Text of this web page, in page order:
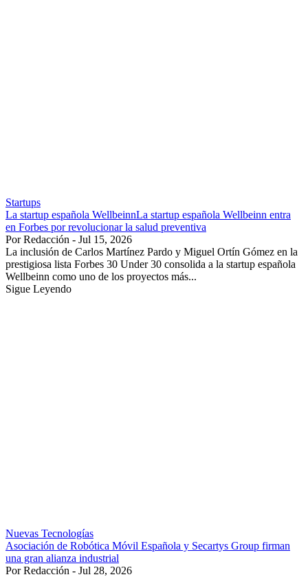
Startups
La startup española WellbeinnLa startup española Wellbeinn entra
en Forbes por revolucionar la salud preventiva
Por Redacción - Jul 15, 2026
La inclusión de Carlos Martínez Pardo y Miguel Ortín Gómez en la
prestigiosa lista Forbes 30 Under 30 consolida a la startup española
Wellbeinn como uno de los proyectos más...
Sigue Leyendo
Nuevas Tecnologías
Asociación de Robótica Móvil Española y Secartys Group firman
una gran alianza industrial
Por Redacción - Jul 28, 2026